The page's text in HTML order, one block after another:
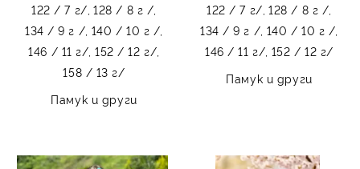
122 / 7 г/, 128 / 8 г /,
134 / 9 г /, 140 / 10 г /,
146 / 11 г/, 152 / 12 г/,
158 / 13 г/
Памук и други
122 / 7 г/, 128 / 8 г /,
134 / 9 г /, 140 / 10 г /,
146 / 11 г/, 152 / 12 г/
Памук и други